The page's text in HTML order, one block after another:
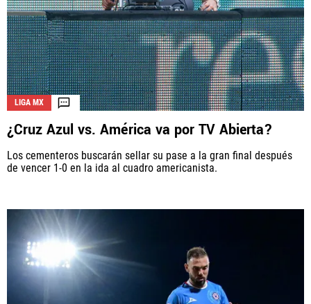
LIGA MX
¿Cruz Azul vs. América va por TV Abierta?
Los cementeros buscarán sellar su pase a la gran final después
de vencer 1-0 en la ida al cuadro americanista.